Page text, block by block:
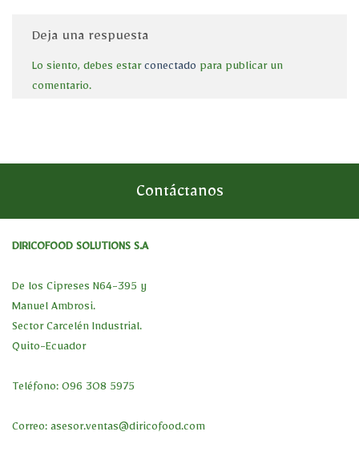
Deja una respuesta
Lo siento, debes estarconectado para publicar un
comentario.
Contáctanos
DIRICOFOOD SOLUTIONS S.A
De los Cipreses N64-395 y
Manuel Ambrosi.
Sector Carcelén Industrial.
Quito-Ecuador
Teléfono: 096 308 5975
Correo: asesor.ventas@diricofood.com